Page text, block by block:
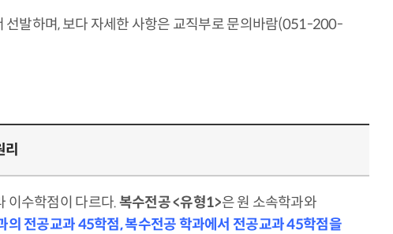
발하며, 보다 자세한 사항은 교직부로 문의바람(051-200-
이수학점이 다르다.복수전공 <유형1>은 원 소속학과와
의 전공교과 45학점, 복수전공 학과에서 전공교과 45학점을